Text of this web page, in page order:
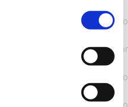
_next/static/chunks/
_next/static/chunks/
at uI
_next/static/chunks/
at uE
_next/static/chunks/